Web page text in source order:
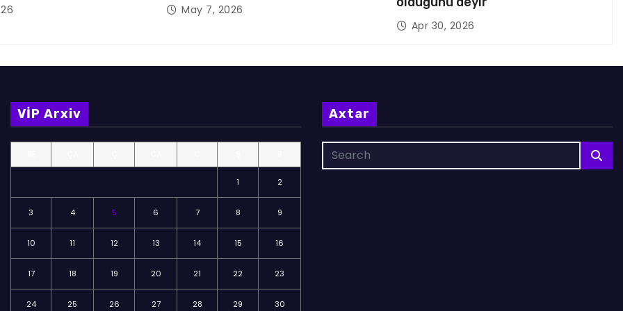
May 7, 2026
Apr 30, 2026
VİP Arxiv
1 2
3 4 5 6 7 8 9
10 11 12 13 14 15 16
17 18 19 20 21 22 23
24 25 26 27 28 29 30
Axtar